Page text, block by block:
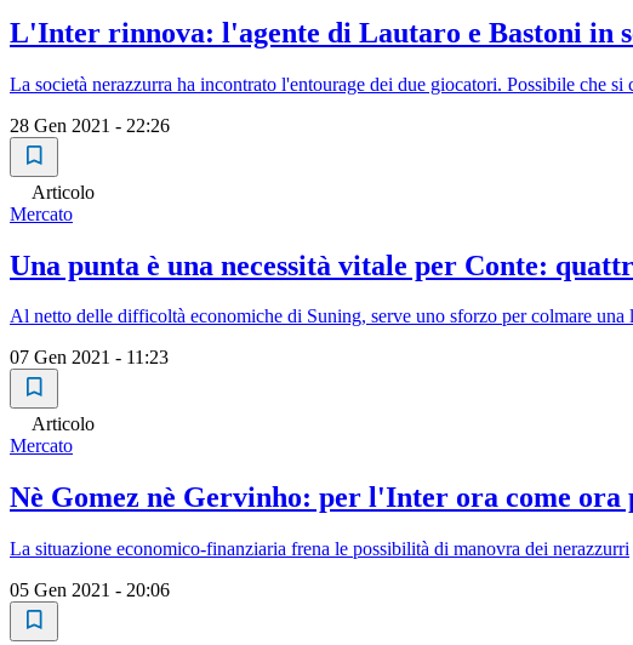
L'Inter rinnova: l'agente di Lautaro e Bastoni in
La società nerazzurra ha incontrato l'entourage dei due giocatori. Possibile che si
28 Gen 2021 - 22:26
Articolo
Mercato
Una punta è una necessità vitale per Conte:
Al netto delle difficoltà economiche di Suning, serve uno sforzo per colmare una
07 Gen 2021 - 11:23
Articolo
Mercato
Nè Gomez nè Gervinho: per l'Inter ora come ora
La situazione economico-finanziaria frena le possibilità di manovra dei nerazzurri
05 Gen 2021 - 20:06